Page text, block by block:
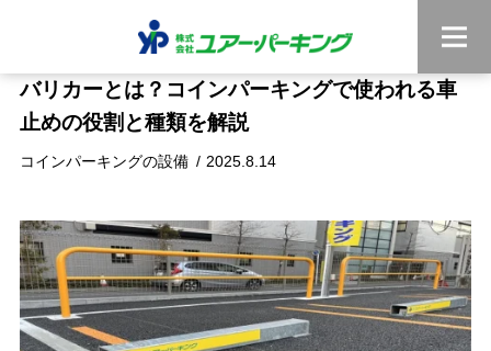
コインパーキングの設備 2025.8.14
バリカーとは？コインパーキングで使われる車
止めの役割と種類を解説